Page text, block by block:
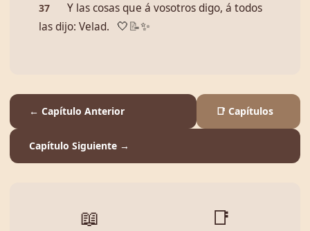
37
Y las cosas que á vosotros digo, á todos
las dijo: Velad.
🤍 📝✨
← Capítulo Anterior 📑 Capítulos
Capítulo Siguiente →
📖 📑